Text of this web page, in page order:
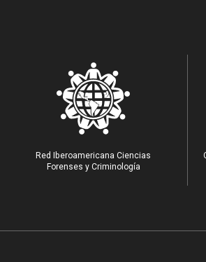
Red Iberoamericana Ciencias
Forenses y Criminología